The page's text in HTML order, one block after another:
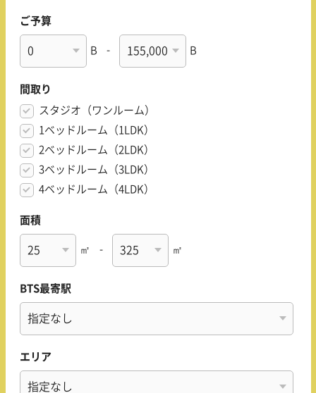
ご予算
B - B
間取り
スタジオ（ワンルーム）
1ベッドルーム（1LDK）
2ベッドルーム（2LDK）
3ベッドルーム（3LDK）
4ベッドルーム（4LDK）
面積
㎡ - ㎡
BTS最寄駅
エリア